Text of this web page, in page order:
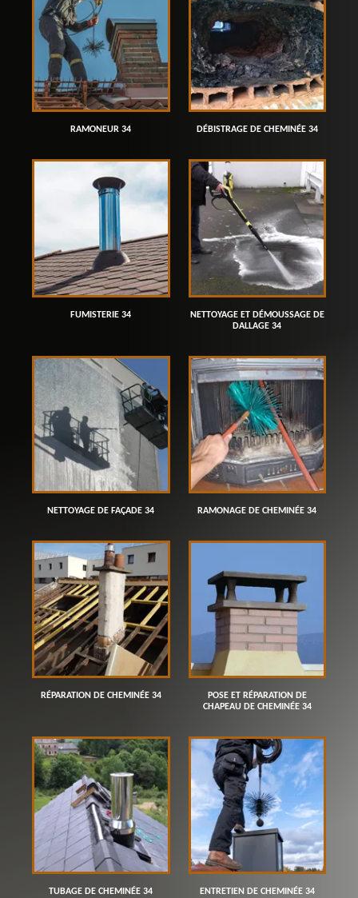
RAMONEUR 34 DÉBISTRAGE DE CHEMINÉE 34
FUMISTERIE 34
NETTOYAGE ET DÉMOUSSAGE DE
DALLAGE 34
NETTOYAGE DE FAÇADE 34 RAMONAGE DE CHEMINÉE 34
RÉPARATION DE CHEMINÉE 34
POSE ET RÉPARATION DE
CHAPEAU DE CHEMINÉE 34
TUBAGE DE CHEMINÉE 34 ENTRETIEN DE CHEMINÉE 34